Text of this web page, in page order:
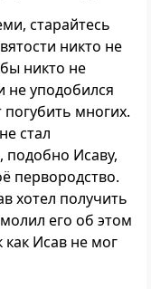
старайтесь
никто не
никто не
не уподобился
многих.
стал
Исаву,
первородство.
хотел получить
его об этом
как Исав не мог